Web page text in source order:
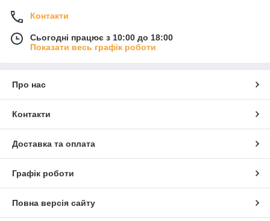
Контакти
Сьогодні працює з 10:00 до 18:00
Показати весь графік роботи
Про нас
Контакти
Доставка та оплата
Графік роботи
Повна версія сайту